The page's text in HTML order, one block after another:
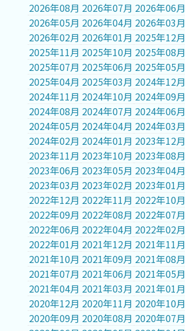
2026年08月 2026年07月 2026年06月
2026年05月 2026年04月 2026年03月
2026年02月 2026年01月 2025年12月
2025年11月 2025年10月 2025年08月
2025年07月 2025年06月 2025年05月
2025年04月 2025年03月 2024年12月
2024年11月 2024年10月 2024年09月
2024年08月 2024年07月 2024年06月
2024年05月 2024年04月 2024年03月
2024年02月 2024年01月 2023年12月
2023年11月 2023年10月 2023年08月
2023年06月 2023年05月 2023年04月
2023年03月 2023年02月 2023年01月
2022年12月 2022年11月 2022年10月
2022年09月 2022年08月 2022年07月
2022年06月 2022年04月 2022年02月
2022年01月 2021年12月 2021年11月
2021年10月 2021年09月 2021年08月
2021年07月 2021年06月 2021年05月
2021年04月 2021年03月 2021年01月
2020年12月 2020年11月 2020年10月
2020年09月 2020年08月 2020年07月